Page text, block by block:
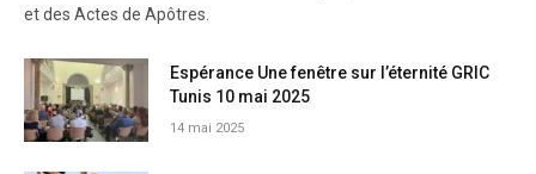
et des Actes de Apôtres.
Espérance Une fenêtre sur l’éternité GRIC
Tunis 10 mai 2025
14 mai 2025